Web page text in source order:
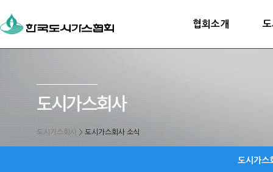
협회소개
도시가스회사 > 도시가스회사 소식
도시가스